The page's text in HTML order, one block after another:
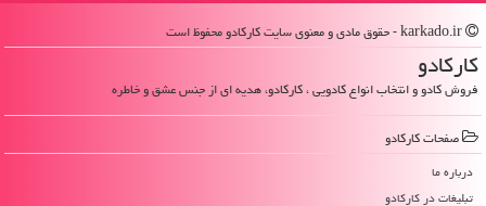
كاركادو
فروش کادو و انتخاب انواع کادویی ، کارکادو، هدیه ای از جنس عشق و خاطره
صفحات كاركادو
درباره ما
تبلیغات در كاركادو